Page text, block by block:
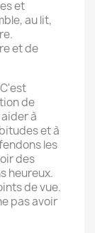
et
au lit,
et de
de
à
et à
les
des
heureux.
de vue.
pas avoir